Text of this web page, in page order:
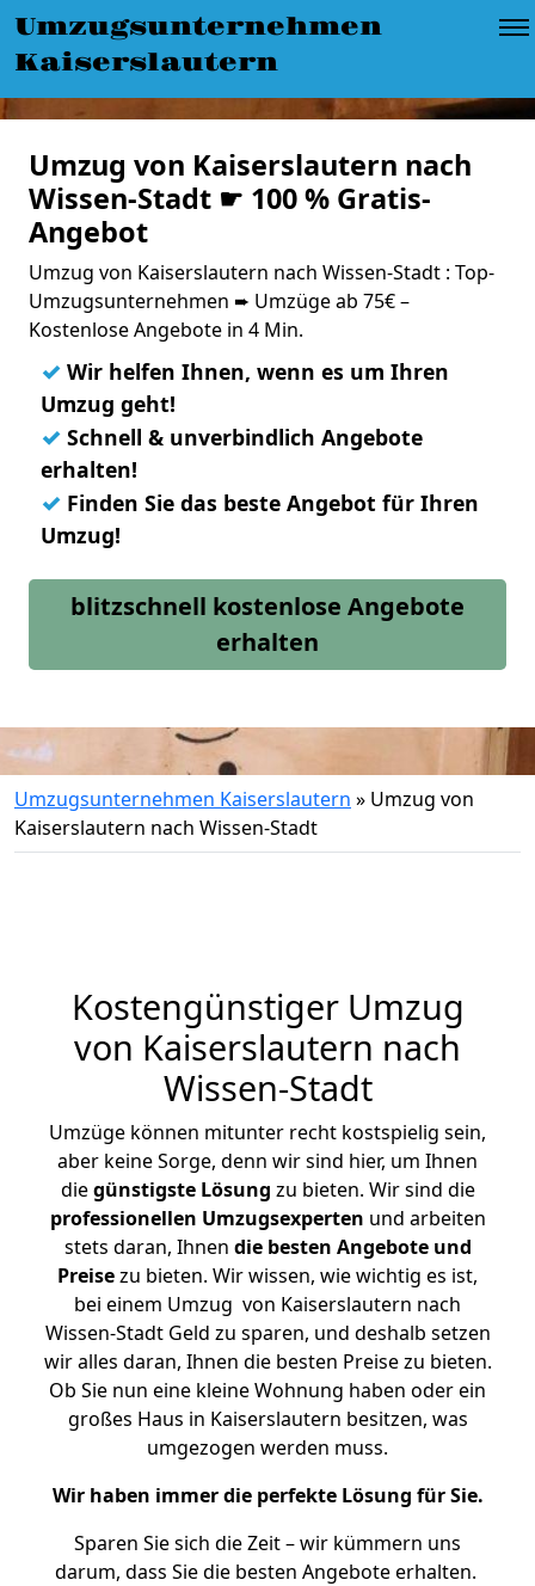
Umzugsunternehmen
Kaiserslautern
Umzug von Kaiserslautern nach
Wissen-Stadt ☛ 100 % Gratis-
Angebot
Umzug von Kaiserslautern nach Wissen-Stadt : Top-
Umzugsunternehmen ➨ Umzüge ab 75€ –
Kostenlose Angebote in 4 Min.
✓ Wir helfen Ihnen, wenn es um Ihren
Umzug geht!
✓ Schnell & unverbindlich Angebote
erhalten!
✓ Finden Sie das beste Angebot für Ihren
Umzug!
blitzschnell kostenlose Angebote
erhalten
Umzugsunternehmen Kaiserslautern » Umzug von
Kaiserslautern nach Wissen-Stadt
Kostengünstiger Umzug
von Kaiserslautern nach
Wissen-Stadt
Umzüge können mitunter recht kostspielig sein,
aber keine Sorge, denn wir sind hier, um Ihnen
diegünstigste Lösung zu bieten. Wir sind die
professionellen Umzugsexperten und arbeiten
stets daran, Ihnen die besten Angebote und
Preisezu bieten. Wir wissen, wie wichtig es ist,
bei einem Umzug von Kaiserslautern nach
Wissen-Stadt Geld zu sparen, und deshalb setzen
wir alles daran, Ihnen die besten Preise zu bieten.
Ob Sie nun eine kleine Wohnung haben oder ein
großes Haus in Kaiserslautern besitzen, was
umgezogen werden muss.
Wir haben immer die perfekte Lösung für Sie.
Sparen Sie sich die Zeit – wir kümmern uns
darum, dass Sie die besten Angebote erhalten.